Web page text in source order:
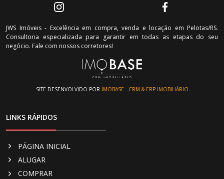
JWS Imóveis - Excelência em compra, venda e locação em Pelotas/RS.
Consultoria especializada para garantir em todas as etapas do seu
negócio. Fale com nossos corretores!
SITE DESENVOLVIDO POR IMOBASE - CRM & ERP IMOBILIÁRIO
LINKS RÁPIDOS
PÁGINA INICIAL
ALUGAR
COMPRAR